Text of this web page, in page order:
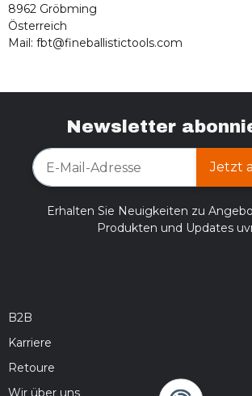
8962 Gröbming
Österreich
Mail: fbt@fineballistictools.com
Newsletter
Jetzt
Erhalten Sie Neuigkeiten zu
Produkten und Updates
B2B
Karriere
Retoure
Wir über uns